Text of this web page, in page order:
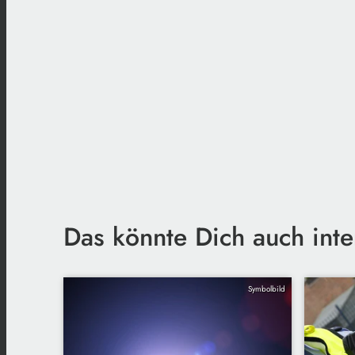
Das könnte Dich auch
Symbolbild